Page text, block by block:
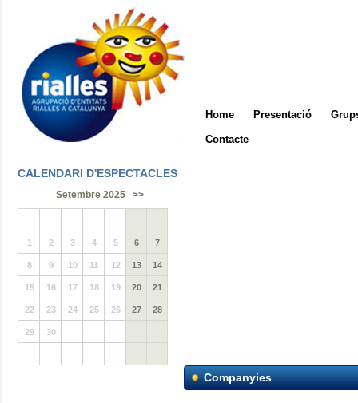
Home Presentació
Contacte
CALENDARI D'ESPECTACLES
Setembre 2025 >>
1 2 3 4 5 6 7
8 9 10 11 12 13 14
15 16 17 18 19 20 21
22 23 24 25 26 27 28
29 30
Companyies